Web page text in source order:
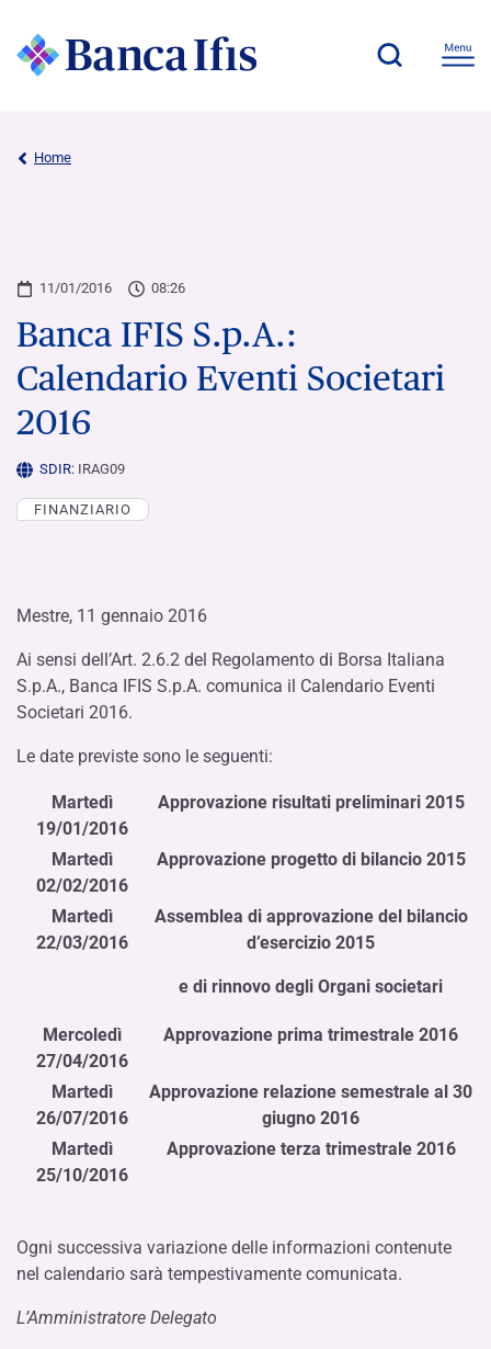
Home
11/01/2016 08:26
Banca IFIS S.p.A.:
Calendario Eventi Societari
2016
SDIR: IRAG09
FINANZIARIO
Mestre, 11 gennaio 2016
Ai sensi dell’Art. 2.6.2 del Regolamento di Borsa Italiana
S.p.A., Banca IFIS S.p.A. comunica il Calendario Eventi
Societari 2016.
Le date previste sono le seguenti:
Martedì
19/01/2016
Approvazione risultati preliminari 2015
Martedì
02/02/2016
Approvazione progetto di bilancio 2015
Martedì
22/03/2016
Assemblea di approvazione del bilancio
d’esercizio 2015
e di rinnovo degli Organi societari
Mercoledì
27/04/2016
Approvazione prima trimestrale 2016
Martedì
26/07/2016
Approvazione relazione semestrale al 30
giugno 2016
Martedì
25/10/2016
Approvazione terza trimestrale 2016
Ogni successiva variazione delle informazioni contenute
nel calendario sarà tempestivamente comunicata.
L’Amministratore Delegato